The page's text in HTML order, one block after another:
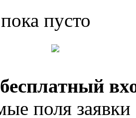
пусто
поля заявки